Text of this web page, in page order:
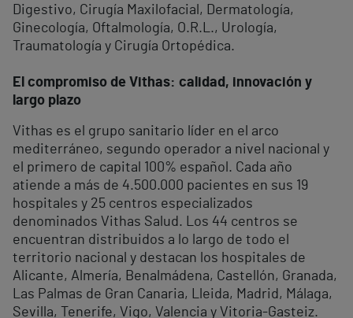
Digestivo, Cirugía Maxilofacial, Dermatología,
Ginecología, Oftalmología, O.R.L., Urología,
Traumatología y Cirugía Ortopédica.
El compromiso de Vithas: calidad, innovación y
largo plazo
Vithas es el grupo sanitario líder en el arco
mediterráneo, segundo operador a nivel nacional y
el primero de capital 100% español. Cada año
atiende a más de 4.500.000 pacientes en sus 19
hospitales y 25 centros especializados
denominados Vithas Salud. Los 44 centros se
encuentran distribuidos a lo largo de todo el
territorio nacional y destacan los hospitales de
Alicante, Almería, Benalmádena, Castellón, Granada,
Las Palmas de Gran Canaria, Lleida, Madrid, Málaga,
Sevilla, Tenerife, Vigo, Valencia y Vitoria-Gasteiz.